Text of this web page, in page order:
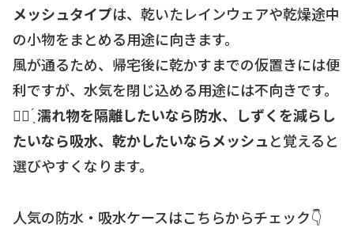
メッシュタイプは、乾いたレインウェアや乾燥途中
の小物をまとめる用途に向きます。
風が通るため、帰宅後に乾かすまでの仮置きには便
利ですが、水気を閉じ込める用途には不向きです。
☝🏻 ̖́濡れ物を隔離したいなら防水、しずくを減らし
たいなら吸水、乾かしたいならメッシュと覚えると
選びやすくなります。
人気の防水・吸水ケースはこちらからチェック👇